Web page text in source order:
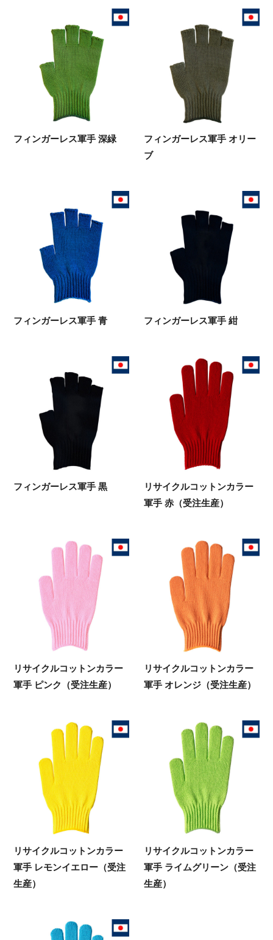
フィンガーレス軍手 深緑
フィンガーレス軍手 オリー
ブ
フィンガーレス軍手 青 フィンガーレス軍手 紺
フィンガーレス軍手 黒
リサイクルコットンカラー
軍手 赤（受注生産）
リサイクルコットンカラー
軍手 ピンク（受注生産）
リサイクルコットンカラー
軍手 オレンジ（受注生産）
リサイクルコットンカラー
軍手 レモンイエロー（受注
生産）
リサイクルコットンカラー
軍手 ライムグリーン（受注
生産）